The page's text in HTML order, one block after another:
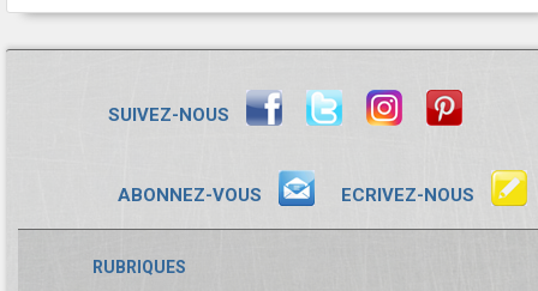
SUIVEZ-NOUS
ABONNEZ-VOUS ECRIVEZ-NOUS
RUBRIQUES